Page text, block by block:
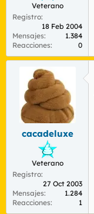
Veterano
Registro
18 Feb 2004
Mensajes
1.384
Reacciones
0
cacadeluxe
Veterano
Registro
27 Oct 2003
Mensajes
1.284
Reacciones
1